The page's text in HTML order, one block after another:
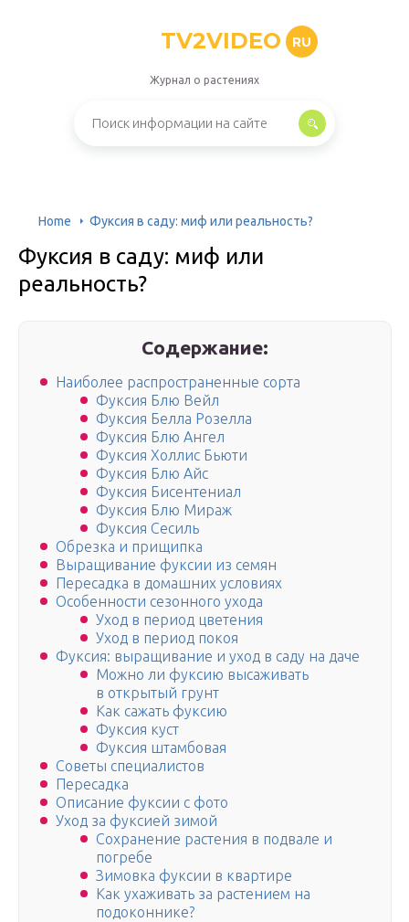
TV2VIDEO RU
Журнал о растениях
Home Фуксия в саду: миф или реальность?
Фуксия в саду: миф или
реальность?
Содержание:
Наиболее распространенные сорта
Фуксия Блю Вейл
Фуксия Белла Розелла
Фуксия Блю Ангел
Фуксия Холлис Бьюти
Фуксия Блю Айс
Фуксия Бисентениал
Фуксия Блю Мираж
Фуксия Сесиль
Обрезка и прищипка
Выращивание фуксии из семян
Пересадка в домашних условиях
Особенности сезонного ухода
Уход в период цветения
Уход в период покоя
Фуксия: выращивание и уход в саду на даче
Можно ли фуксию высаживать
в открытый грунт
Как сажать фуксию
Фуксия куст
Фуксия штамбовая
Советы специалистов
Пересадка
Описание фуксии с фото
Уход за фуксией зимой
Сохранение растения в подвале и
погребе
Зимовка фуксии в квартире
Как ухаживать за растением на
подоконнике?